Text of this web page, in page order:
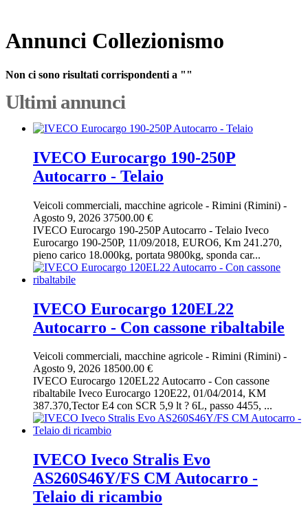
Annunci Collezionismo
Non ci sono risultati corrispondenti a ""
Ultimi annunci
IVECO Eurocargo 190-250P
Autocarro - Telaio
Veicoli commerciali, macchine agricole - Rimini (Rimini) -
Agosto 9, 2026 37500.00 €
IVECO Eurocargo 190-250P Autocarro - Telaio Iveco
Eurocargo 190-250P, 11/09/2018, EURO6, Km 241.270,
pieno carico 18.000kg, portata 9800kg, sponda car...
IVECO Eurocargo 120EL22
Autocarro - Con cassone ribaltabile
Veicoli commerciali, macchine agricole - Rimini (Rimini) -
Agosto 9, 2026 18500.00 €
IVECO Eurocargo 120EL22 Autocarro - Con cassone
ribaltabile Iveco Eurocargo 120E22, 01/04/2014, KM
387.370,Tector E4 con SCR 5,9 lt ? 6L, passo 4455, ...
IVECO Iveco Stralis Evo
AS260S46Y/FS CM Autocarro -
Telaio di ricambio